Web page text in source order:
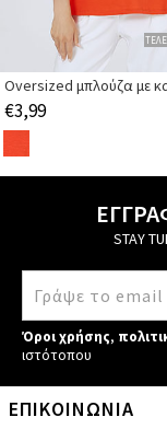
€3,99
STAY
Όροι χρήσης,
ιστότοπου
ΕΠΙΚΟΙΝΩΝΙΑ